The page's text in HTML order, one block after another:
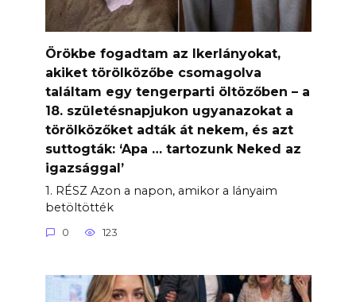
Örökbe fogadtam az Ikerlányokat,
akiket törölközőbe csomagolva
találtam egy tengerparti öltözőben – a
18. születésnapjukon ugyanazokat a
törölközőket adták át nekem, és azt
suttogták: ‘Apa … tartozunk Neked az
igazsággal’
1. RÉSZ Azon a napon, amikor a lányaim
betöltötték
0 123